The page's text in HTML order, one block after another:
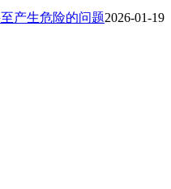
产生危险的问题2026-01-19